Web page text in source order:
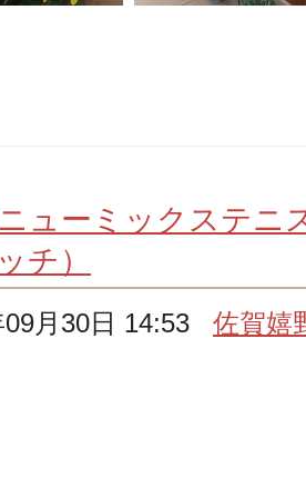
ューミックステニ
チ）
09月30日 14:53佐賀嬉